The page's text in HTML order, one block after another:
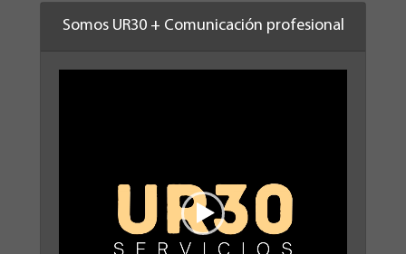
Somos UR30 + Comunicación profesional